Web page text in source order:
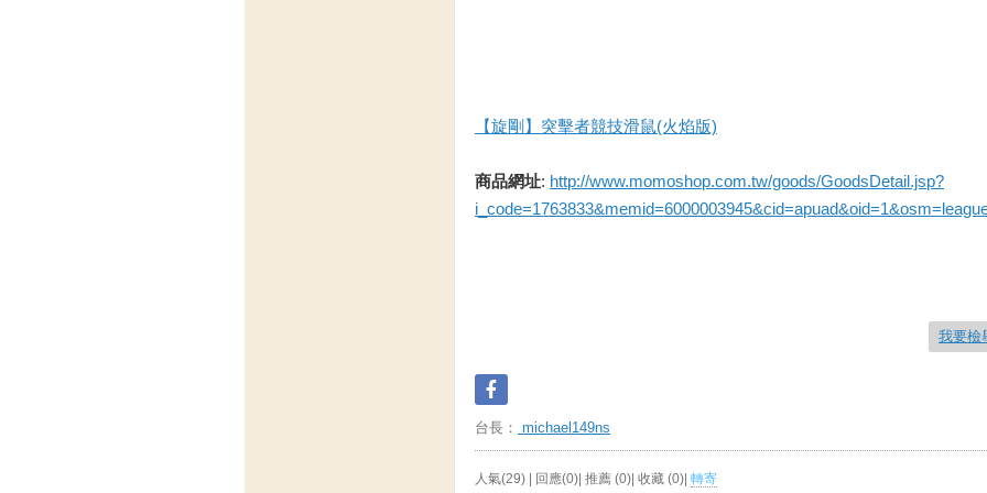
【旋剛】突擊者競技滑鼠(火焰版)
商品網址: http://www.momoshop.com.tw/goods/GoodsDetail.jsp?
我要檢
台長： michael149ns
人氣(29) | 回應(0)| 推薦 (0)| 收藏 (0)| 轉寄